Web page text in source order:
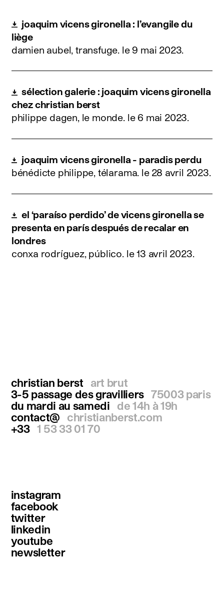
joaquim vicens gironella : l’evangile du
liège
damien aubel, transfuge. le 9 mai 2023
sélection galerie : joaquim vicens gironella
chez christian berst
philippe dagen, le monde. le 6 mai 2023.
joaquim vicens gironella - paradis perdu
bénédicte philippe, télarama. le 28 avril 2023.
el ‘paraíso perdido’ de vicens gironella se
presenta en parís después de recalar en
londres
conxa rodríguez, público. le 13 avril 2023.
christian berst
art brut
3-5 passage des gravilliers 75003 paris
du mardi au samedi
de 14h à 19h
contact@
christianberst.com
+33 1 53 33 01 70
instagram
facebook
twitter
linkedin
youtube
newsletter